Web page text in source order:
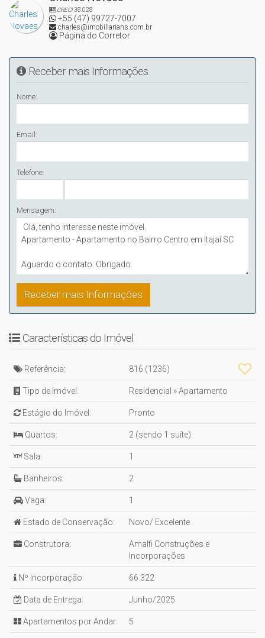
CRECI38.028
+55 (47) 99727-7007
charles@imobiliarians.com.br
Página do Corretor
Receber mais Informações
Nome:
Email:
Telefone:
Mensagem:
Características do Imóvel
Referência: 816 (1236)
Tipo de Imóvel: Residencial »Apartamento
Estágio do Imóvel: Pronto
Quartos: 2 (sendo 1 suíte)
Sala: 1
Banheiros: 2
Vaga: 1
Estado de Conservação: Novo/ Excelente
Construtora:
Amalfi Construções e
Incorporações
Nº Incorporação: 66.322
Data de Entrega: Junho/2025
Apartamentos por Andar: 5